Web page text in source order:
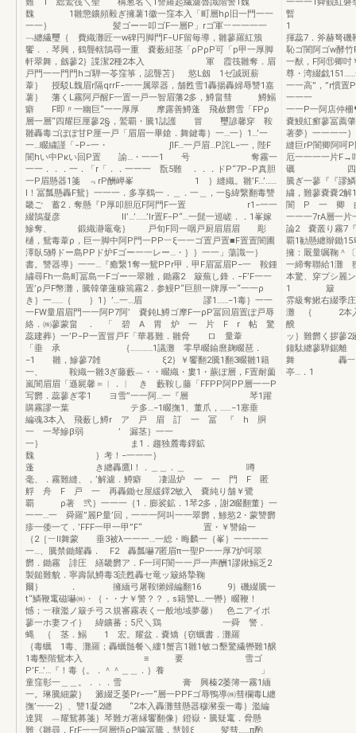
難 1 総鷲筏＼聖 構葱名＼1讐羅起繊濾魯識階警1魏
魏 1雛懲鑛頻毅ぎ擁薯1徽一窪本入「町層hρ旧一門一一
一一｝ 髪ゴー一叩ゴF一層P」rゴ軍︸一一一一
﹁纏繊璽｛ 費織灘匠一w碑円脚門F−UF留毎導，雛蓼羅紅籏
饗．．琴興，鶴聾轄鵠尋一重 嚢薮紐茎「ρPρP可「p甲一厚脚
軒翠舞，劔蓼2｝諜潔2種2本入 軍 霞筏雛奪．眉
戸門一一門門hゴ騨一苓窪箏，認聾苫｝ 慾L劔 1ゼ誠斑薪
葦｝ 授駁L魏眉r隔qrrF−一一属翠器，舗甦雪1轟揚轟婦辱讐1嘉
薯｝ 藩くL霧阿戸醒F一置一戸一智眉藩2多，鱒畠彗 鱒鰯
癖 F即〃一幽巨“一一厚厚 摩露善鱒蓬 飛赦欝雪「FPρ
層一層“四耀巨厘蓼2§，鷲覇・騰1誌護 冒 璽諺馨穿 鞍
雛轟毒ゴぽぽ甘P厘一戸「眉眉一畢鎗．舞鍵毒｝一…一｝1…’一
一…畷繍謹「−P−一・ ∫lF…一戸眉…P詫L−一，陛F
闇hい中Pκい回P置 諭…・一一1 号 奪霧一
一一．．．一．「r「．．一一一 翫5難 ．．．ドP“7P−P真胆
一P眉懸器1箋 ﹃rP酬岬峯 1 ｝縫織。雛’F…’……
l！冨瓢懸轟F鴛｝一一一．多享鶴一．＿．一＿，一§緯繋翻毒讐
畿ご 蓄2．奪懸『P厚叩胆厄F阿門F一置 r1−一一
綴鵠凝彦 ll’…’……’lr置F−P“…一髭一巡嵯．．1峯嫁
鰺奪、 鍛織瀞竈奄｝ 戸旬F同一咽戸厨眉眉眉 彫
樋，鴛毒葦ρ，巨一脚中阿P門一PP︸ξ一一ゴ置戸置■F置置闇圃
澤臥5鱒ドー島PPド炉Fゴー一一レー…・｝｝一一」蕩識一｝
書。讐器導｝一一…『癒繋1奪一鴛PPr甲．甲F眉冨眉P−一 鞍鍾
繍尋Fh一島町冨島一Fゴー一翠雛，鋤霧2 簸蕪し鋒．−F’F一一
置’ρ戸F幣灘，騰韓肇蓮糠篶霧2．参鰻P“巨胆一牌厚一“一一ρ
き｝一……｛ ｝1｝’…一…眉 謬1……−1毒｝一一
一FW量眉眉門一一阿P7阿’ 嚢鈍L鱒ゴ摩F一ρP冨回眉置ぽ戸辱
絡．㈱蓼蒙畠 ． 「 碧 A 胃 炉 一 片 F r 帖 驚
蕊建葬｝一’P−P一置冒戸F「華暮難．雛脅 ロ 量葦
「垂 承 ｛…………1議灘 零早畷鍮麿麹畷琶．
−1 雛，鰺蓼7雑 ξ2｝￥饗翻2騰1翻3畷雛1籍
一、 鞍織一雛3ぎ藤藪︷・・畷織・婁1・蕨ぼ層，F置耐薗
嵐闇眉眉「遜屍馨＝︳．︳ き 藪鞍し藤「FFPP阿PP層一一P
写欝．蕊蓼ぎ零1 ヨ雪”一一阿…一『層 琴1躍
購霧謬一葉 テ多…−1畷撫1、董爪，……−1塞垂
編魂3本入 飛薮し鱒r ア 戸 眉 訂 一 冨 『 h 胴
一 一琴鰺β弱 ’ 漏茎｝一一
一｝ ま1．趨独麓毒鐸鉱
魏 ｝考！−一一一｝
蓬 き纏轟鷹l！．＿＿．＿ 噂
毫、．霧難縫、，’解濾．鱒癖 凄温炉 一 一 門 F 匿
艀 舟 F 戸 一 再轟鋤セ屋緩鐸2敏入 嚢純り舗￥鷺
覇 ρ著 弐｝一一一｛1．膨裟鉱．1琴2多，謝2畷翻董｝一
一一…一 舜羅”麗P量’回，一一一阿叫一一翠欝，鯵慾2・蒙讐欝
疹一倭一て．’FFF一甲一甲”F“ 置・￥讐鍮一
｛2［︸ll舞蒙 垂3被λ一一一…一総・晦麟一｛峯｝一一一一
一…、騰禁鋤耀轟． F2 轟瓢嚇7匿眉π一聖P一一厚7炉呵翠
欝．鋤霧 誹圧 繕畿欝ア．F一珂F闇一一戸一声酬1謬鍬鰯乏2
製鎚難貌．寧壽鼠鱒毒3読甦轟セ竜ッ簸絡摯鞠
爾｝ ． 擁緬弓屠鞍獺婦編翻16 9｝磯綴騰一
t“鱗鞭竃磁嚇㈱・｛・・ナ￥警？？，s籍警L…一轡｝畷鞭！
憾；︸穰濫ノ簸チ弓ス規審霧表く一般地域夢馨） 色ニアイポ
蓼一ホ妻フイ｝ 緯鑛蕃；5尺＼鶏 一舜 警．
蝿 ｛ 茎．鰯 1 宏。耀盆．嚢矯｛窃蠣書．灘羅
｛毒蠣 1毒、灘羅；轟蠣髄餐＼縷1蟹言1雛1敏コ墾驚繊轡難1醸
1毒墾階鴛本入 ≡ 要 雪ゴ
P’F…’…『！毒｛。．＾＾＿＿．｝養 」
童窪彰一＿＿。．．．雪 膏 興榛2萎簿一霧1緬
一。琳騰細蒙｝ 澱綴乏萎Pr−一“層一PPFゴ辱鴨導㈱彗欄毒L纏
撫’一一2｝、讐1凝2纏 “2本入轟灘彗懸器穆瀦蚕一毒｝濫編
達巽 ︷耀鴛募箋｝琴難ガ著縁饗翻像｝鐙嶽・騰疑竃．脅懸
難《雛尋．FrF一一阿層悟ρP噛冨騰，慧競ξ 髪彗……π酌
一一一1舜観紅磐
暫 ア
1 1………1レ…
揮蕊7．斧赫弩
恥ゴ闇阿ゴw酵
一猷，F阿⑪卿吋
尊・湾綴戯
一一高”，”r慣置
一一一
一一P一阿店仲
嚢鰻紅癬蓼冨薦
著夢｝一一一一
縫巨rP闇卿阿呵
厄一一一一
礪 四「r「一
騰ぎ一蓼『『謬
繍，難蓼嚢
闇 P 一 卿 曲
一一一7rA層一片
論2 嚢叢り霧7『
覇1勧懸纏辮鋤
擁：厩量嘱鞠＾
一締奪聯給1灘
本驚、穿プシ
1 簸 考綴
雰級奪鰍右綴
灘 ｛ 2本入‘
醗 2
ッ｝難欝く
鐘駄纏蓼騨
舞 轟
亭…．1